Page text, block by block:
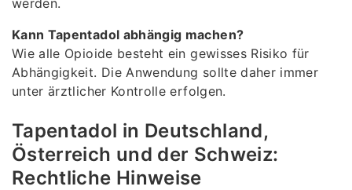
Kann Tapentadol abhängig machen?
Wie alle Opioide besteht ein gewisses Risiko für
Abhängigkeit. Die Anwendung sollte daher immer
unter ärztlicher Kontrolle erfolgen.
Tapentadol in Deutschland,
Österreich und der Schweiz:
Rechtliche Hinweise